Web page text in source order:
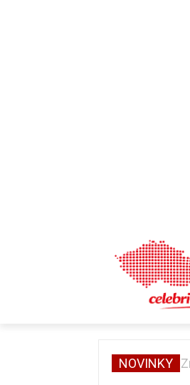
NOVINKY